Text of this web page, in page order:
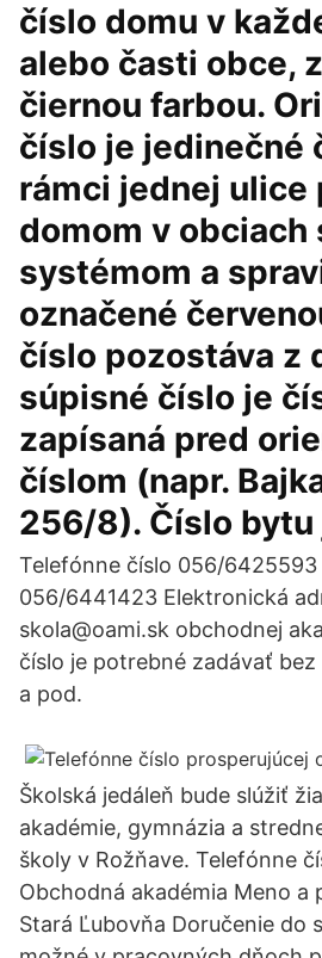
číslo domu v
alebo časti obce,
čiernou farbou.
číslo je jedinečné
rámci jednej ulice
domom v obciach
systémom a
označené
číslo pozostáva z
súpisné číslo je
zapísaná pred
číslom (napr.
256/8). Číslo
Telefónne číslo 056/6425593
056/6441423 Elektronická
skola@oami.sk obchodnej
číslo je potrebné zadávať
a pod.
Školská jedáleň bude slúžiť
akadémie, gymnázia a
školy v Rožňave. Telefónne
Obchodná akadémia Meno a
Stará Ľubovňa Doručenie do